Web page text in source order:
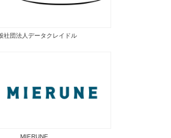
社団法人データクレイドル
MIERUNE